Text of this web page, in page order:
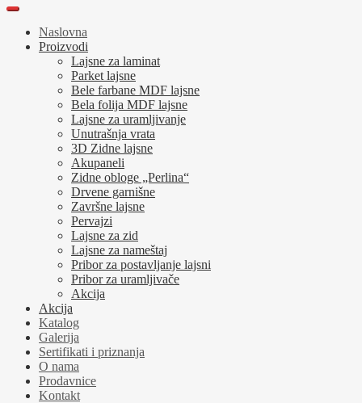
Naslovna
Proizvodi
Lajsne za laminat
Parket lajsne
Bele farbane MDF lajsne
Bela folija MDF lajsne
Lajsne za uramljivanje
Unutrašnja vrata
3D Zidne lajsne
Akupaneli
Zidne obloge „Perlina“
Drvene garnišne
Završne lajsne
Pervajzi
Lajsne za zid
Lajsne za nameštaj
Pribor za postavljanje lajsni
Pribor za uramljivače
Akcija
Akcija
Katalog
Galerija
Sertifikati i priznanja
O nama
Prodavnice
Kontakt